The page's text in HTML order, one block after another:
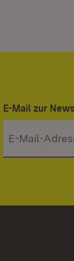
E-Mail zur